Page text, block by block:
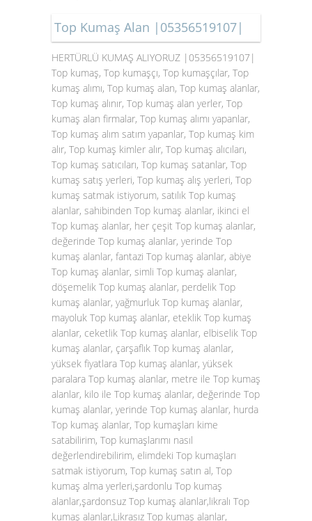
Top Kumaş Alan |05356519107|
HERTÜRLÜ KUMAŞ ALIYORUZ |05356519107|
Top kumaş, Top kumaşçı, Top kumaşçılar, Top
kumaş alımı, Top kumaş alan, Top kumaş alanlar,
Top kumaş alınır, Top kumaş alan yerler, Top
kumaş alan firmalar, Top kumaş alımı yapanlar,
Top kumaş alım satım yapanlar, Top kumaş kim
alır, Top kumaş kimler alır, Top kumaş alıcıları,
Top kumaş satıcıları, Top kumaş satanlar, Top
kumaş satış yerleri, Top kumaş alış yerleri, Top
kumaş satmak istiyorum, satılık Top kumaş
alanlar, sahibinden Top kumaş alanlar, ikinci el
Top kumaş alanlar, her çeşit Top kumaş alanlar,
değerinde Top kumaş alanlar, yerinde Top
kumaş alanlar, fantazi Top kumaş alanlar, abiye
Top kumaş alanlar, simli Top kumaş alanlar,
döşemelik Top kumaş alanlar, perdelik Top
kumaş alanlar, yağmurluk Top kumaş alanlar,
mayoluk Top kumaş alanlar, eteklik Top kumaş
alanlar, ceketlik Top kumaş alanlar, elbiselik Top
kumaş alanlar, çarşaflık Top kumaş alanlar,
yüksek fiyatlara Top kumaş alanlar, yüksek
paralara Top kumaş alanlar, metre ile Top kumaş
alanlar, kilo ile Top kumaş alanlar, değerinde Top
kumaş alanlar, yerinde Top kumaş alanlar, hurda
Top kumaş alanlar, Top kumaşları kime
satabilirim, Top kumaşlarımı nasıl
değerlendirebilirim, elimdeki Top kumaşları
satmak istiyorum, Top kumaş satın al, Top
kumaş alma yerleri,şardonlu Top kumaş
alanlar,şardonsuz Top kumaş alanlar,likralı Top
kumaş alanlar,Likrasız Top kumaş alanlar,